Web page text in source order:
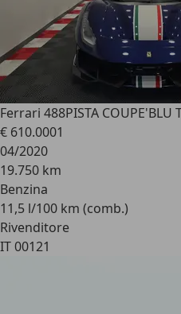
Ferrari 488PISTA COUPE'BLU
€ 610.0001
04/2020
19.750 km
Benzina
11,5 l/100 km (comb.)
Rivenditore
IT 00121